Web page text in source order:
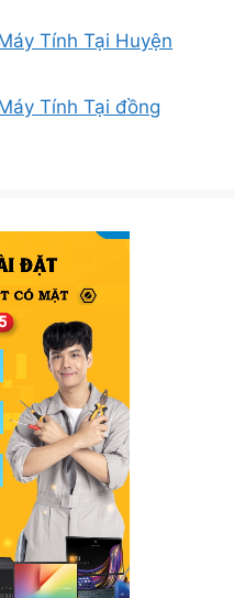
Tính Tại Huyện
Tính Tại đồng